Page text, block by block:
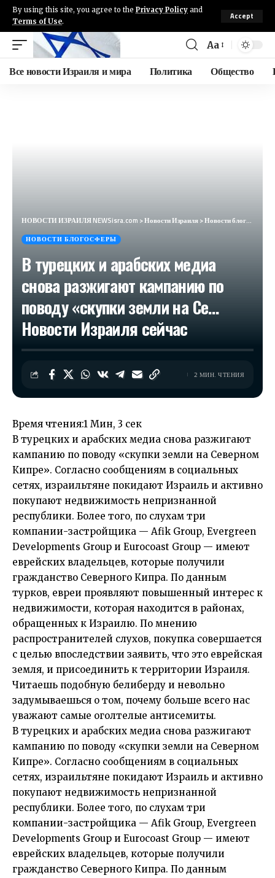
By using this site, you agree to the Privacy Policy and
Terms of Use.
Accept
Aa
Все новости Израиля и мира Политика Общество
НОВОСТИ ИЗРАИЛЯ NEWSisra.com >Новости Израиля>Новости блогосферы
НОВОСТИ БЛОГОСФЕРЫ
В турецких и арабских медиа
снова разжигают кампанию по
поводу «скупки земли на Се…​
Новости Израиля сейчас
2 МИН. ЧТЕНИЯ
Время чтения:1 Мин, 3 сек
В турецких и арабских медиа снова разжигают
кампанию по поводу «скупки земли на Северном
Кипре». Согласно сообщениям в социальных
сетях, израильтяне покидают Израиль и активно
покупают недвижимость непризнанной
республики. Более того, по слухам три
компании-застройщика — Afik Group, Evergreen
Developments Group и Eurocoast Group — имеют
еврейских владельцев, которые получили
гражданство Северного Кипра. По данным
турков, евреи проявляют повышенный интерес к
недвижимости, которая находится в районах,
обращенных к Израилю. По мнению
распространителей слухов, покупка совершается
с целью впоследствии заявить, что это еврейская
земля, и присоединить к территории Израиля.
Читаешь подобную белиберду и невольно
задумываешься о том, почему больше всего нас
уважают самые оголтелые антисемиты.
В турецких и арабских медиа снова разжигают
кампанию по поводу «скупки земли на Северном
Кипре». Согласно сообщениям в социальных
сетях, израильтяне покидают Израиль и активно
покупают недвижимость непризнанной
республики. Более того, по слухам три
компании-застройщика — Afik Group, Evergreen
Developments Group и Eurocoast Group — имеют
еврейских владельцев, которые получили
гражданство Северного Кипра. По данным